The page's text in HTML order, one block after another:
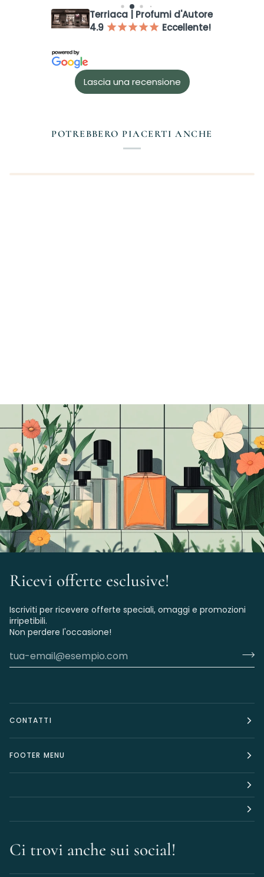
Terriaca | Profumi d'Autore
4.9 ¡¡¡¡¡ Eccellente!
Lascia una recensione
POTREBBERO PIACERTI ANCHE
Ricevi offerte esclusive!
Iscriviti per ricevere offerte speciali, omaggi e promozioni
irripetibili.
Non perdere l'occasione!
CONTATTI
FOOTER MENU
Ci trovi anche sui social!
Accedi al tuo account per aggiungere prodotti alla tua lista
dei desideri e visualizzare gli articoli salvati in precedenza.